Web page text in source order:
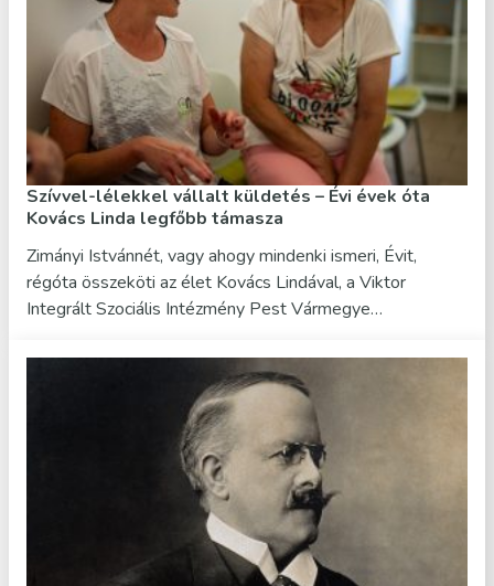
Szívvel-lélekkel vállalt küldetés – Évi évek óta
Kovács Linda legfőbb támasza
Zimányi Istvánnét, vagy ahogy mindenki ismeri, Évit,
régóta összeköti az élet Kovács Lindával, a Viktor
Integrált Szociális Intézmény Pest Vármegye…